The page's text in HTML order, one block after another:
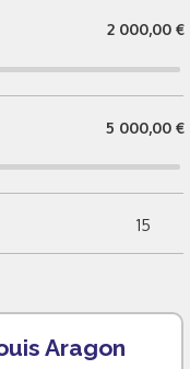
2 000,00 €
5 000,00 €
15
Aragon